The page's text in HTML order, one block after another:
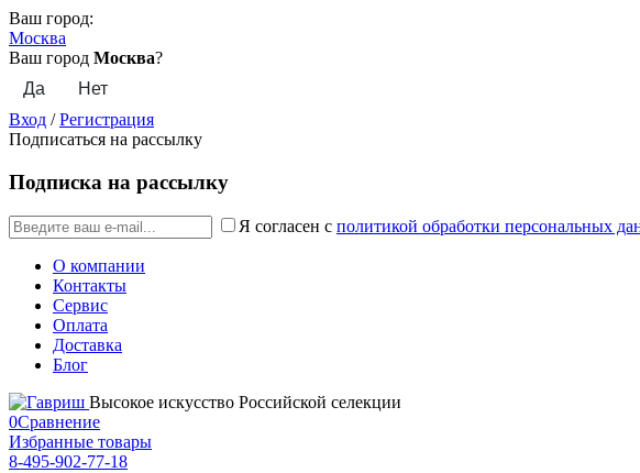
Ваш город:
Москва
Ваш город Москва?
Вход /Регистрация
Подписаться на рассылку
Подписка на рассылку
Я согласен с политикой обработки персональных
О компании
Контакты
Сервис
Оплата
Доставка
Блог
Высокое искусство Российской селекции
0Сравнение
Избранные товары
8-495-902-77-18